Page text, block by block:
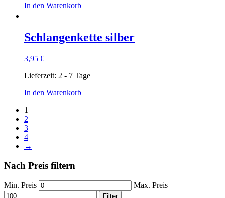
In den Warenkorb
Schlangenkette silber
3,95 €
Lieferzeit: 2 - 7 Tage
In den Warenkorb
1
2
3
4
→
Nach Preis filtern
Min. Preis Max. Preis
Filter